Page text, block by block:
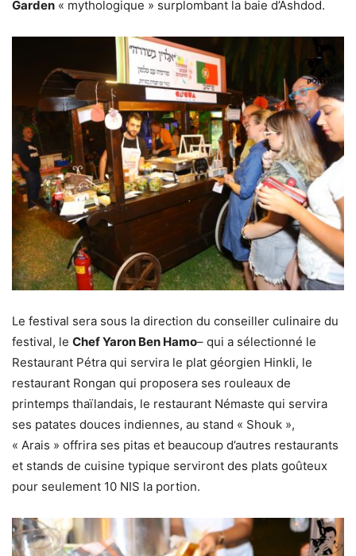
Garden « mythologique » surplombant la baie d’Ashdod.
Le festival sera sous la direction du conseiller culinaire du
festival, le Chef Yaron Ben Hamo– qui a sélectionné le
Restaurant Pétra qui servira le plat géorgien Hinkli, le
restaurant Rongan qui proposera ses rouleaux de
printemps thaïlandais, le restaurant Némaste qui servira
ses patates douces indiennes, au stand « Shouk »,
« Arais » offrira ses pitas et beaucoup d’autres restaurants
et stands de cuisine typique serviront des plats goûteux
pour seulement 10 NIS la portion.